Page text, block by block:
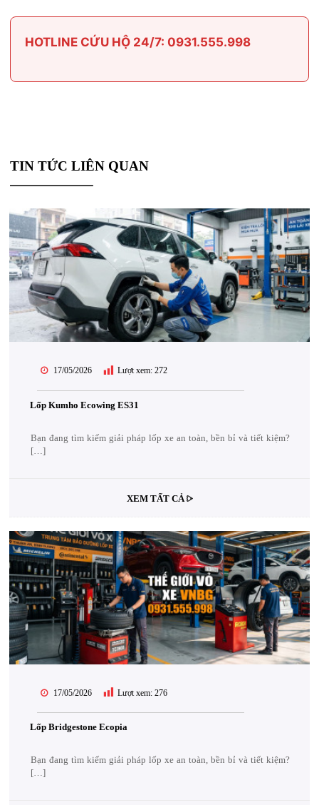
HOTLINE CỨU HỘ 24/7: 0931.555.998
TIN TỨC LIÊN QUAN
17/05/2026 Lượt xem: 272
Lốp Kumho Ecowing ES31
Bạn đang tìm kiếm giải pháp lốp xe an toàn, bền bỉ và tiết kiệm?
[…]
XEM TẤT CẢ
17/05/2026 Lượt xem: 276
Lốp Bridgestone Ecopia
Bạn đang tìm kiếm giải pháp lốp xe an toàn, bền bỉ và tiết kiệm?
[…]